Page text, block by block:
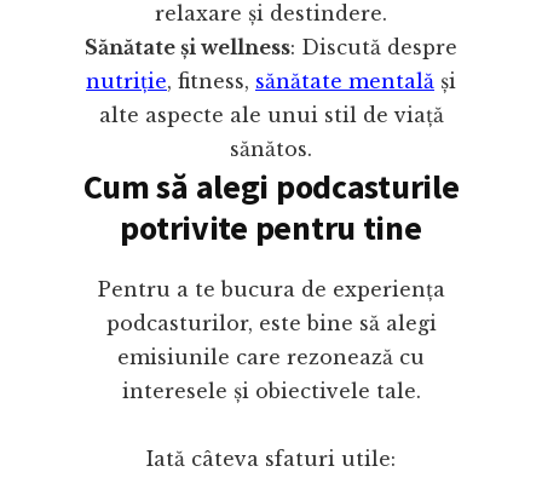
relaxare și destindere.
Sănătate și wellness: Discută despre
nutriție, fitness, sănătate mentală și
alte aspecte ale unui stil de viață
sănătos.
Cum să alegi podcasturile
potrivite pentru tine
Pentru a te bucura de experiența
podcasturilor, este bine să alegi
emisiunile care rezonează cu
interesele și obiectivele tale.
Iată câteva sfaturi utile: